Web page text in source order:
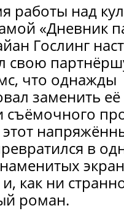
работы над
«Дневник
Гослинг
свою
что однажды
заменить
съёмочного
в
как ни
роман.